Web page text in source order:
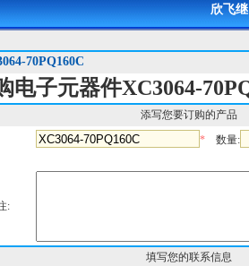
欣飞
70PQ160C
电子元器件XC3064-
添写您要订购的产品
* 数量:
:
填写您的联系信息